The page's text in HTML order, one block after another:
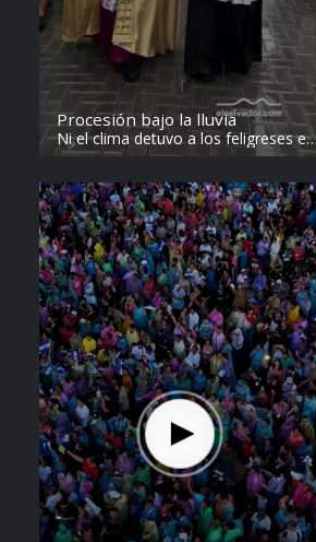
Procesión bajo la lluvia
Ni el clima detuvo a los feligreses en
el recorrido del Divino Salvador del
Steven Anzora